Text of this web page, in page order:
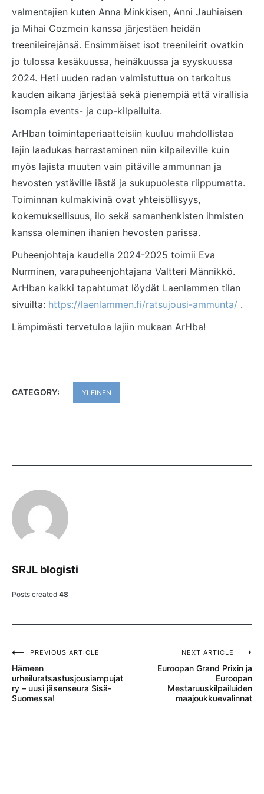
valmentajien kuten Anna Minkkisen, Anni Jauhiaisen
ja Mihai Cozmein kanssa järjestäen heidän
treenileirejänsä. Ensimmäiset isot treenileirit ovatkin
jo tulossa kesäkuussa, heinäkuussa ja syyskuussa
2024. Heti uuden radan valmistuttua on tarkoitus
kauden aikana järjestää sekä pienempiä että virallisia
isompia events- ja cup-kilpailuita.
ArHban toimintaperiaatteisiin kuuluu mahdollistaa
lajin laadukas harrastaminen niin kilpaileville kuin
myös lajista muuten vain pitäville ammunnan ja
hevosten ystäville iästä ja sukupuolesta riippumatta.
Toiminnan kulmakivinä ovat yhteisöllisyys,
kokemuksellisuus, ilo sekä samanhenkisten ihmisten
kanssa oleminen ihanien hevosten parissa.
Puheenjohtaja kaudella 2024-2025 toimii Eva
Nurminen, varapuheenjohtajana Valtteri Männikkö.
ArHban kaikki tapahtumat löydät Laenlammen tilan
sivuilta: https://laenlammen.fi/ratsujousi-ammunta/ .
Lämpimästi tervetuloa lajiin mukaan ArHba!
CATEGORY: YLEINEN
SRJL blogisti
Posts created 48
Artikkelien
selaus
PREVIOUS ARTICLE
Hämeen
urheiluratsastusjousiampujat
ry – uusi jäsenseura Sisä-
Suomessa!
NEXT ARTICLE
Euroopan Grand Prixin ja
Euroopan
Mestaruuskilpailuiden
maajoukkuevalinnat